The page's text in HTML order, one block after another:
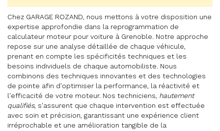
Chez GARAGE ROZAND, nous mettons à votre disposition une
expertise approfondie dans la reprogrammation de
calculateur moteur pour voiture à Grenoble. Notre approche
repose sur une analyse détaillée de chaque véhicule,
prenant en compte les spécificités techniques et les
besoins individuels de chaque automobiliste. Nous
combinons des techniques innovantes et des technologies
de pointe afin d'optimiser la performance, la réactivité et
l'efficacité de votre moteur. Nos techniciens, hautement
qualifiés, s'assurent que chaque intervention est effectuée
avec soin et précision, garantissant une expérience client
irréprochable et une amélioration tangible de la